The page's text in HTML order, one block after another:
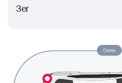
3er